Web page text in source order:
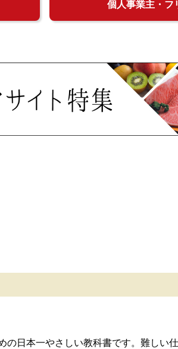
個人事業主・フ
の日本一やさしい教科書です。難しい